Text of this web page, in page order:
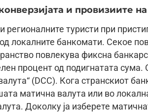
и провизиите
туристи при
локалните банкомати. Секое
повлекува фиксна
процент од подигнатата сума.
(DCC). Кога странскиот
матична валута или во
Доколку ја изберете